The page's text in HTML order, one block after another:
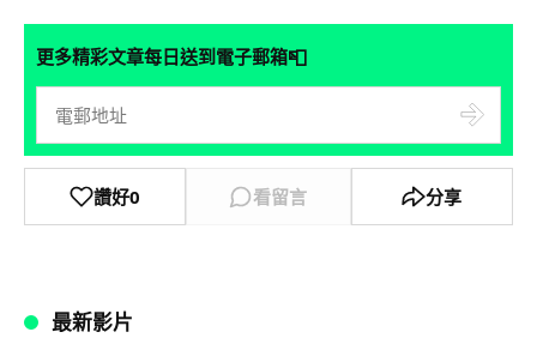
更多精彩文章每日送到電子郵箱📮
讚好0 看留言 分享
最新影片